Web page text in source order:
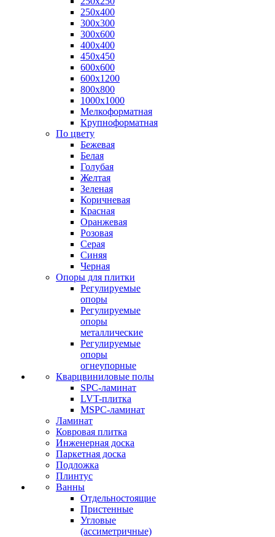
250х400
300х300
300х600
400х400
450х450
600х600
600х1200
800х800
1000х1000
Мелкоформатная
Крупноформатная
По цвету
Бежевая
Белая
Голубая
Желтая
Зеленая
Коричневая
Красная
Оранжевая
Розовая
Серая
Синяя
Черная
Опоры для плитки
Регулируемые
опоры
Регулируемые
опоры
металлические
Регулируемые
опоры
огнеупорные
Кварцвиниловые полы
SPC-ламинат
LVT-плитка
MSPC-ламинат
Ламинат
Ковровая плитка
Инженерная доска
Паркетная доска
Подложка
Плинтус
Ванны
Отдельностоящие
Пристенные
Угловые
(ассиметричные)